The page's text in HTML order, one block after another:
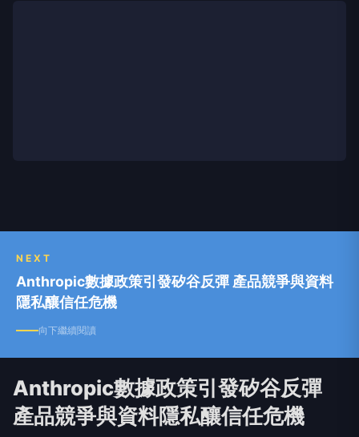
NEXT
Anthropic數據政策引發矽谷反彈 產品競爭與資料
隱私釀信任危機
向下繼續閱讀
Anthropic數據政策引發矽谷反彈
產品競爭與資料隱私釀信任危機